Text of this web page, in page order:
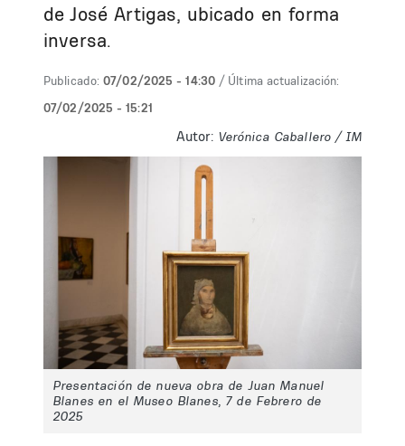
de José Artigas, ubicado en forma
inversa.
Publicado: 07/02/2025 - 14:30 / Última actualización:
07/02/2025 - 15:21
Autor: Verónica Caballero / IM
Presentación de nueva obra de Juan Manuel
Blanes en el Museo Blanes, 7 de Febrero de
2025